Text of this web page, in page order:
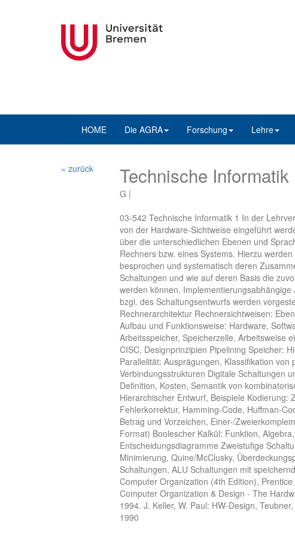
HOME Die AGRA Forschung Lehre
« zurück Technische Informatik
G |
03-542 Technische Informatik 1 In der
von der Hardware-Sichtweise eingeführt
über die unterschiedlichen Ebenen und
Rechners bzw. eines Systems. Hierzu
besprochen und systematisch deren
Schaltungen und wie auf deren Basis die
werden können.
bzgl. des Schaltungsentwurfs werden
Rechnerarchitektur Rechnersichtweisen:
Aufbau und Funktionsweise: Hardware,
Arbeitsspeicher, Speicherzelle, Arbeitsweise
CISC, Designprinzipien Pipelining Speicher:
Parallelität: Ausprägungen, Klassifikation
Verbindungsstrukturen Digitale Schaltungen
Definition, Kosten, Semantik von
Hierarchischer Entwurf, Beispiele
Fehlerkorrektur, Hamming-Code, Huffman-
Betrag und Vorzeichen, Einer-/
Format) Boolescher Kalkül: Funktion,
Entscheidungsdiagramme Zweistufige
Minimierung, Quine/McClusky,
Schaltungen, ALU Schaltungen mit
Computer Organization (4th Edition),
Computer Organization & Design - The
1994. J. Keller, W. Paul: HW-Design,
1990